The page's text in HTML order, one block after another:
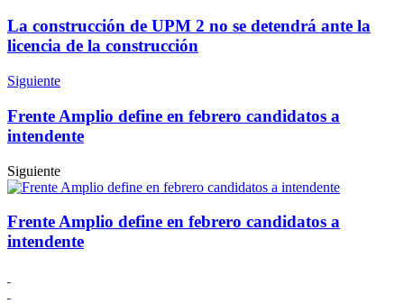
La construcción de UPM 2 no se detendrá ante la
licencia de la construcción
Siguiente
Frente Amplio define en febrero candidatos a
intendente
Siguiente
Frente Amplio define en febrero candidatos a
intendente